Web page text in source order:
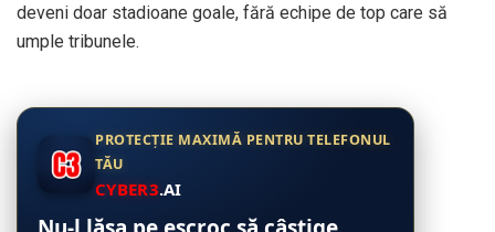
deveni doar stadioane goale, fără echipe de top care să
umple tribunele.
PROTECȚIE MAXIMĂ PENTRU TELEFONUL
TĂU
CYBER3.AI